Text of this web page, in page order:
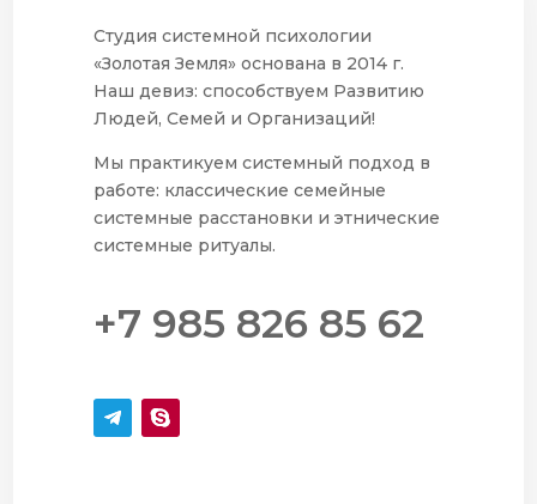
Студия системной психологии
«Золотая Земля» основана в 2014 г.
Наш девиз: способствуем Развитию
Людей, Семей и Организаций!
Мы практикуем системный подход в
работе: классические семейные
системные расстановки и этнические
системные ритуалы.
+7 985 826 85 62